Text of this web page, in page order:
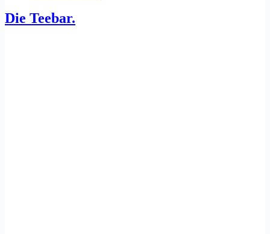
Die Teebar.